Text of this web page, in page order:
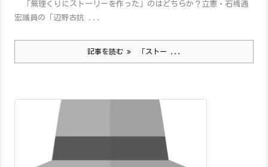
「無理くりにストーリーを作った」のはどちらか？立憲・石橋通
宏議員の「辺野古抗 ...
記事を読む 「ストー ...